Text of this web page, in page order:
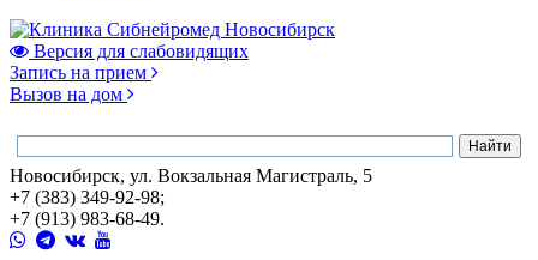
Версия для слабовидящих
Запись на прием
Вызов на дом
Новосибирск, ул. Вокзальная Магистраль, 5
+7 (383) 349-92-98;
+7 (913) 983-68-49.